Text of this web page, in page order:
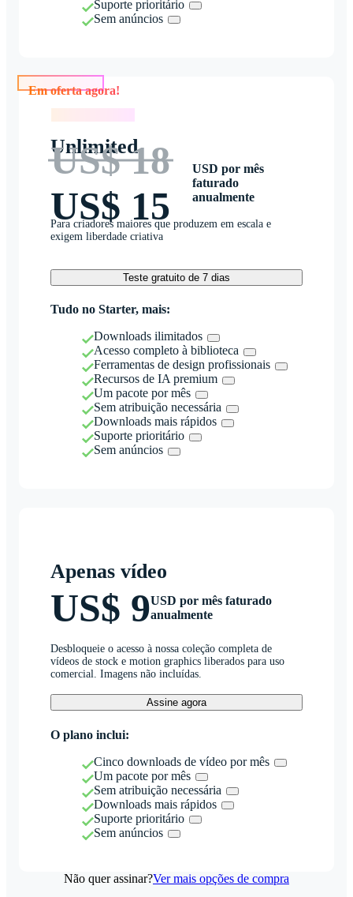
Suporte prioritário
Sem anúncios
Unlimited
US$ 18
US$ 15
USD por mês
faturado
anualmente
Para criadores maiores que produzem em escala e
exigem liberdade criativa
Teste gratuito de 7 dias
Tudo no Starter, mais:
Downloads ilimitados
Acesso completo à biblioteca
Ferramentas de design profissionais
Recursos de IA premium
Um pacote por mês
Sem atribuição necessária
Downloads mais rápidos
Suporte prioritário
Sem anúncios
Apenas vídeo
US$ 9USD por mês faturado
anualmente
Desbloqueie o acesso à nossa coleção completa de
vídeos de stock e motion graphics liberados para uso
comercial. Imagens não incluídas.
Assine agora
O plano inclui:
Cinco downloads de vídeo por mês
Um pacote por mês
Sem atribuição necessária
Downloads mais rápidos
Suporte prioritário
Sem anúncios
Não quer assinar?Ver mais opções de compra